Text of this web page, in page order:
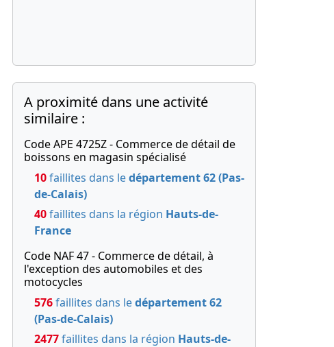
A proximité dans une activité
similaire :
Code APE 4725Z - Commerce de détail de
boissons en magasin spécialisé
10faillites dans ledépartement 62 (Pas-
de-Calais)
40faillites dans la région Hauts-de-
France
Code NAF 47 - Commerce de détail, à
l'exception des automobiles et des
motocycles
576faillites dans ledépartement 62
(Pas-de-Calais)
2477faillites dans la région Hauts-de-